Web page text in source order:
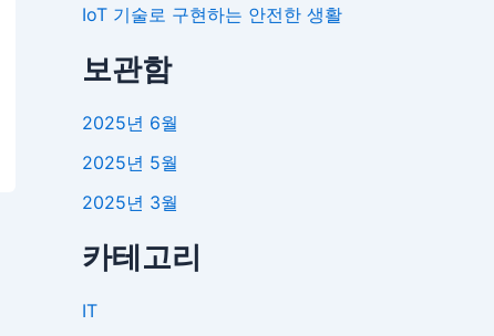
IoT 기술로 구현하는 안전한 생활
보관함
2025년 6월
2025년 5월
2025년 3월
카테고리
IT